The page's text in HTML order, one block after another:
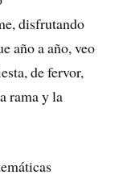
disfrutando
año a año, veo
de fervor,
rama y la